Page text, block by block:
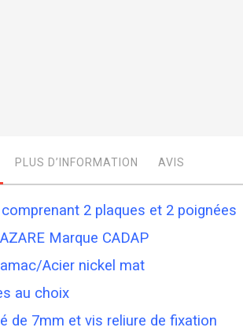
2 plaques et 2 poignées
Marque CADAP
Acier nickel mat
au choix
de 7mm et vis reliure de fixation
PLUS D’INFORMATION AVIS